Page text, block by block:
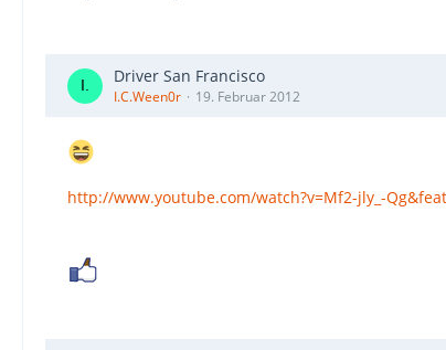
Driver San Francisco
I.C.Ween0r 19. Februar 2012
http://www.youtube.com/watch?v=Mf2-jly_-